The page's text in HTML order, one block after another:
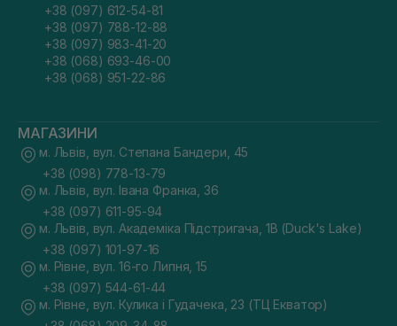
+38 (097) 612-54-81
+38 (097) 788-12-88
+38 (097) 983-41-20
+38 (068) 693-46-00
+38 (068) 951-22-86
МАГАЗИНИ
м. Львів, вул. Степана Бандери, 45
+38 (098) 778-13-79
м. Львів, вул. Івана Франка, 36
+38 (097) 611-95-94
м. Львів, вул. Академіка Підстригача, 1В (Duck's Lake)
+38 (097) 101-97-16
м. Рівне, вул. 16-го Липня, 15
+38 (097) 544-61-44
м. Рівне, вул. Кулика і Гудачека, 23 (ТЦ Екватор)